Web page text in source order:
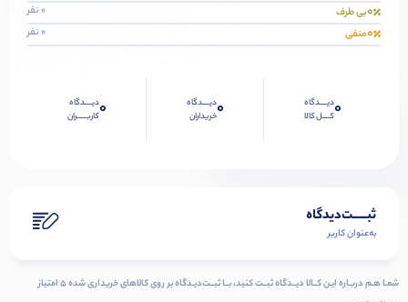
0بی طرف 0 نفر
0منفی 0 نفر
0دیــــدگاه
کــــل کالا
0دیــــدگاه
خریداران
0دیــــدگاه
کاربـــــران
ثبـــــت‌دیدگاه
به‌عنوان کاربر
شمـا هـم دربـاره ایـن کــالا دیــدگاه ثبــت کنید، بــا ثبــت‌دیـدگاه بر روی کالاهای خریداری شده ۵ امتیاز